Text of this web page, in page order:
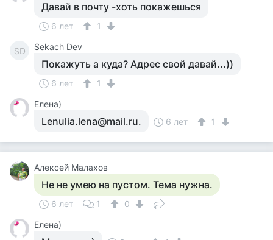
Давай в почту -хоть покажешься
6 лет 1
SD Sekach Dev
Покажуть а куда? Адрес свой давай...))
6 лет
1
Елена)
Lenulia.lena@mail.ru. 6 лет 1
Алексей Малахов
Не не умею на пустом. Тема нужна.
6 лет 1
0
Елена)